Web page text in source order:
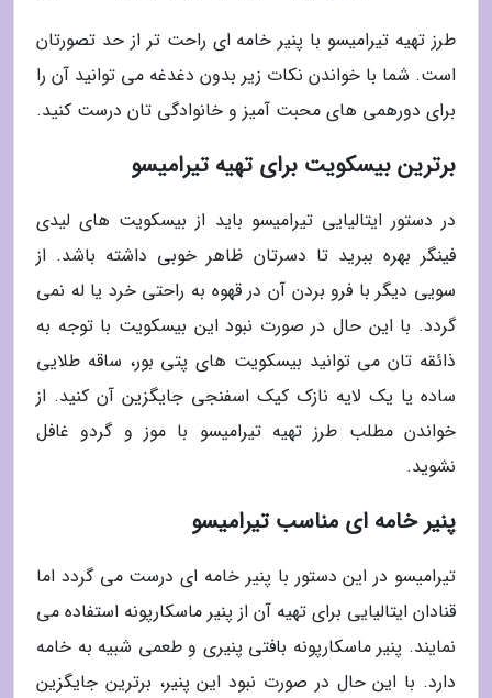
طرز تهیه تیرامیسو با پنیر خامه ای راحت تر از حد تصورتان
است. شما با خواندن نکات زیر بدون دغدغه می توانید آن را
برای دورهمی های محبت آمیز و خانوادگی تان درست کنید.
برترین بیسکویت برای تهیه تیرامیسو
در دستور ایتالیایی تیرامیسو باید از بیسکویت های لیدی
فینگر بهره ببرید تا دسرتان ظاهر خوبی داشته باشد. از
سویی دیگر با فرو بردن آن در قهوه به راحتی خرد یا له نمی
گردد. با این حال در صورت نبود این بیسکویت با توجه به
ذائقه تان می توانید بیسکویت های پتی بور، ساقه طلایی
ساده یا یک لایه نازک کیک اسفنجی جایگزین آن کنید. از
خواندن مطلب طرز تهیه تیرامیسو با موز و گردو غافل
نشوید.
پنیر خامه ای مناسب تیرامیسو
تیرامیسو در این دستور با پنیر خامه ای درست می گردد اما
قنادان ایتالیایی برای تهیه آن از پنیر ماسکارپونه استفاده می
نمایند. پنیر ماسکارپونه بافتی پنیری و طعمی شبیه به خامه
دارد. با این حال در صورت نبود این پنیر، برترین جایگزین